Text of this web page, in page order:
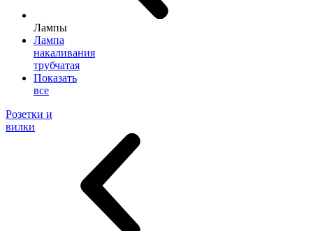
Лампы
Лампа
накаливания
трубчатая
Показать
все
Розетки и
вилки